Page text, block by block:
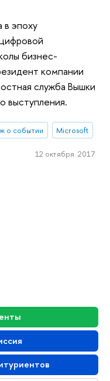
эпоху
бизнес-
компании
служба Вышки
выступления.
о событии Microsoft
12 октября 2017